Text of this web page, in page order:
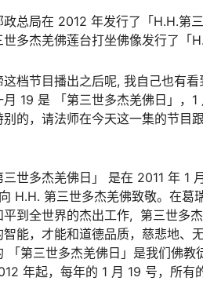
总局在 2012 年发行了「H.H.第
多杰羌佛莲台打坐佛像发行了「
档节目播出之后呢, 我自己也有
19 是 「第三世多杰羌佛日」，
的，请法师在今天这一集的节目
世多杰羌佛日」 是在 2011 年 1
H.H. 第三世多杰羌佛致敬。在葛
到全世界的杰出工作, 第三世多
能，才能和道德品质，慈悲地、
「第三世多杰羌佛日」是我们佛
年起，每年的 1 月 19 号，所有